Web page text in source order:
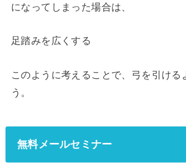
になってしまった場合は、
足踏みを広くする
このように考えることで、弓を引ける
う。
無料メールセミナー